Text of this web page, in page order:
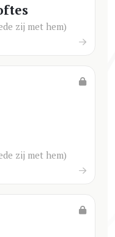
zij met hem)
zij met hem)